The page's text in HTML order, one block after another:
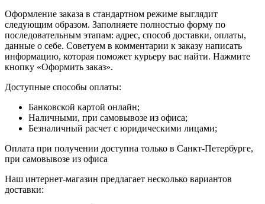
Оформление заказа в стандартном режиме выглядит
следующим образом. Заполняете полностью форму по
последовательным этапам: адрес, способ доставки, оплаты,
данные о себе. Советуем в комментарии к заказу написать
информацию, которая поможет курьеру вас найти. Нажмите
кнопку «Оформить заказ».
Доступные способы оплаты:
Банковской картой онлайн;
Наличными, при самовывозе из офиса;
Безналичный расчет с юридическими лицами;
Оплата при получении доступна только в Санкт-Петербурге,
при самовывозе из офиса
Наш интернет-магазин предлагает несколько вариантов
доставки: